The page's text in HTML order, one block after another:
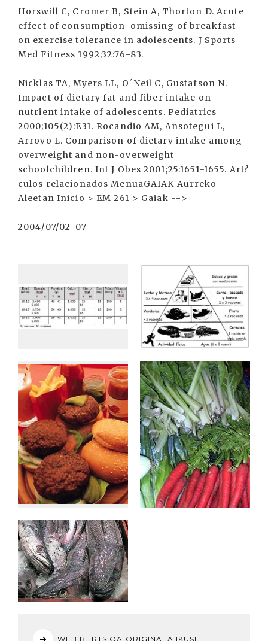
Horswill C, Cromer B, Stein A, Thorton D. Acute
effect of consumption-omissing of breakfast
on exercise tolerance in adolescents. J Sports
Med Fitness 1992;32:76-83.
Nicklas TA, Myers LL, O´Neil C, Gustafson N.
Impact of dietary fat and fiber intake on
nutrient intake of adolescents. Pediatrics
2000;105(2):E31. Rocandio AM, Ansotegui L,
Arroyo L. Comparison of dietary intake among
overweight and non-overweight
schoolchildren. Int J Obes 2001;25:1651-1655. Art?
culos relacionados MenuaGAIAK Aurreko
Aleetan Inicio > EM 261 > Gaiak -->
2004/07/02-07
WEB BERTSIOA ORIGINALA IKUSI